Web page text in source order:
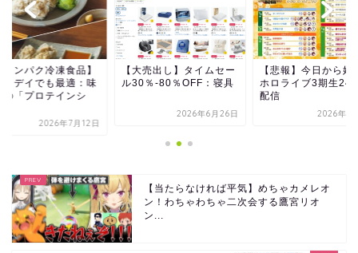
売出し】タイムセー
％-80％OFF：寝具
【悲報】今日から始まる
ホロライブ3期生24時間
2026年1月14日
【高タンパク冷凍食
チートデイでも最適
の素の「プロテイン
【当たらなければ平気】めちゃカメレオ
ン！わちゃわちゃ二次会する鷹宮リオ
ン...